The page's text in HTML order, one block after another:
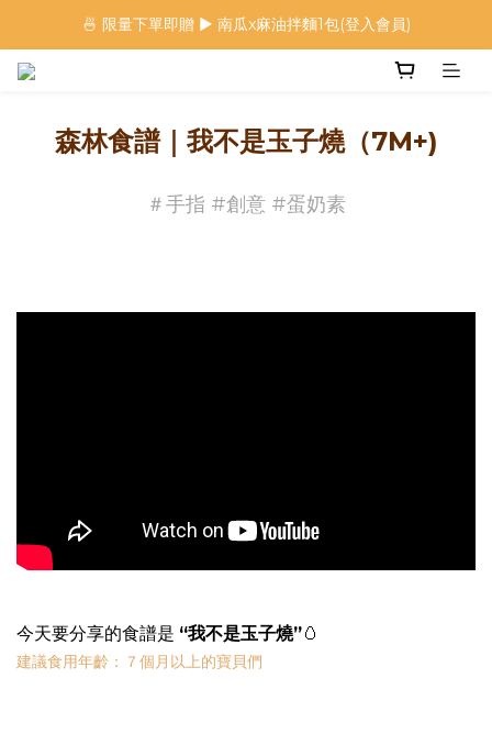
🍜 限量下單即贈 ▶︎ 南瓜x麻油拌麵1包(登入會員)
🍜 限量下單即贈 ▶︎ 南瓜x麻油拌麵1包(登入會員)
⭐️ 加入會員首購享$20購物金 ▶︎
森林食譜｜我不是玉子燒（7M+)
＃手指 #創意 #蛋奶素
今天要分享的食譜是 “我不是玉子燒”🥚
建議食用年齡：７個月以上的寶貝們